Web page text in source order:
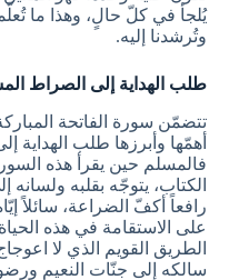
يُلجأ في كلّ حالٍ، وهذا ما
وتُرشدنا إليه.
طلب الهداية إلى الصراط
تتضمّن سورة الفاتحة
أهمّها وأبرزها طلب الهداية
فالمسلم حين يقرأ هذه
الكتاب، يتوجّه بقلبه ولسانه
رافعاً أكفّ الضراعة، سائلاً
على الاستقامة في هذه
الطريق القويم الذي لا
سالكه إلى جنّات النعيم